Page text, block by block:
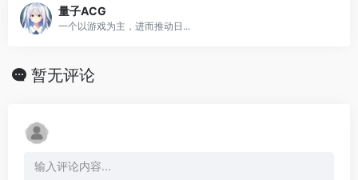
量子ACG
一个以游戏为主，进而推动日...
暂无评论